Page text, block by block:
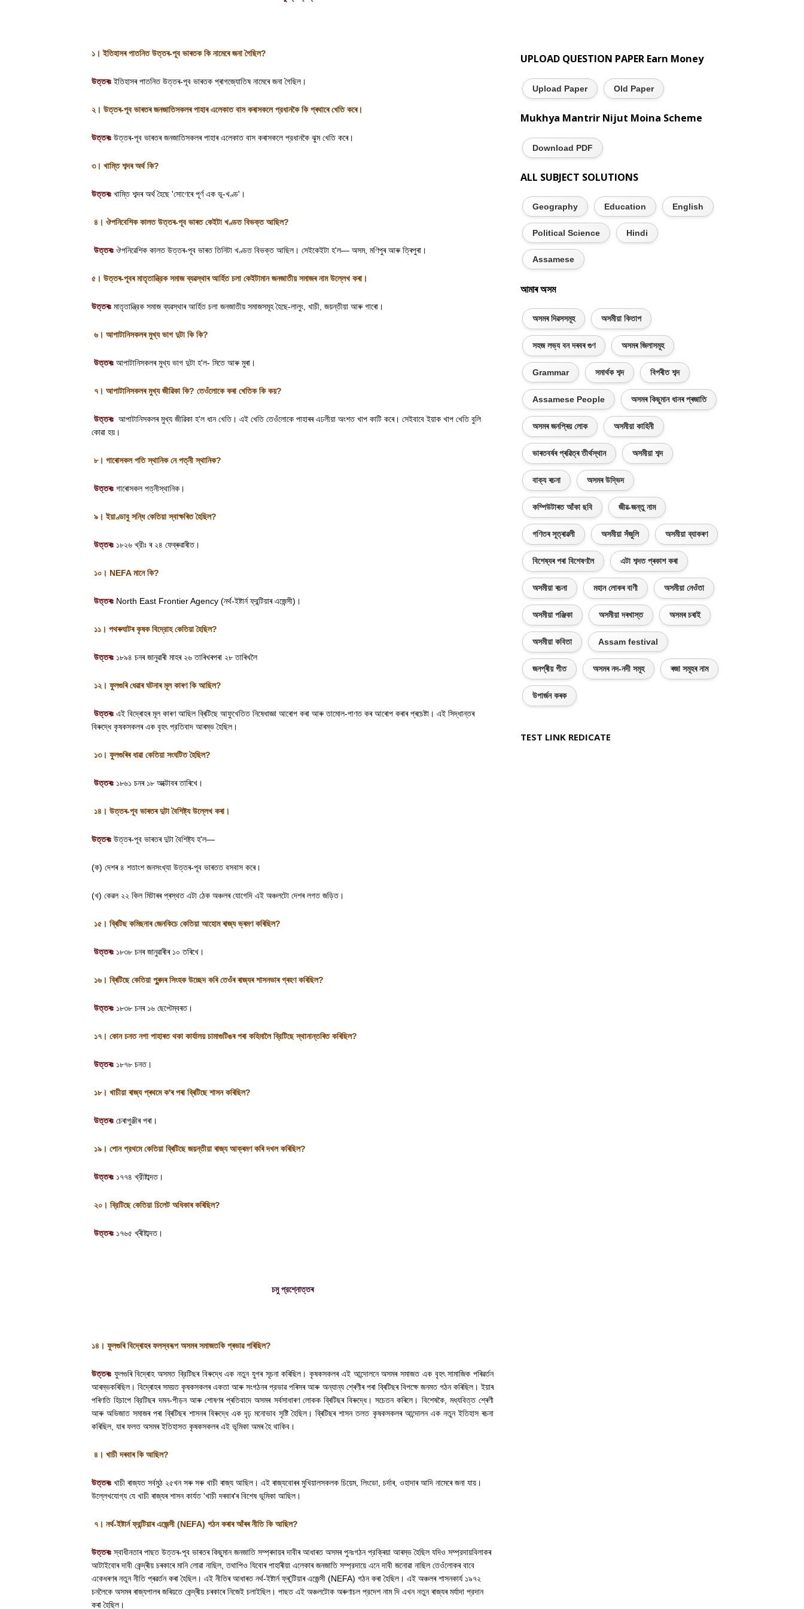
১। ইতিহাসৰ পাতনিত উত্তৰ-পূব ভাৰতক কি নামেৰে জনা গৈছিল?
উত্তৰঃ ইতিহাসৰ পাতনিত উত্তৰ-পূব ভাৰতক প্ৰাগজ্যোতিষ নামেৰে জনা গৈছিল ।
২। উত্তৰ-পূব ভাৰতৰ জনজাতিসকলৰ পাহাৰ এলেকাত বাস কৰাসকলে প্রধানকৈ কি প্ৰথাৰে খেতি কৰে।
উত্তৰঃ উত্তৰ-পূব ভাৰতৰ জনজাতিসকলৰ পাহাৰ এলেকাত বাস কৰাসকলে প্রধানকৈ ঝুম খেতি কৰে।
৩। খাম্তি শব্দৰ অৰ্থ কি?
উত্তৰঃ খাম্তি শব্দৰ অৰ্থ হৈছে 'সোণেৰে পূৰ্ণ এক ভূ-খণ্ড' ।
৪। ঔপনিবেশিক কালত উত্তৰ-পূব ভাৰত কেইটা খণ্ডত বিভক্ত আছিল?
উত্তৰঃ ঔপনিৱেশিক কালত উত্তৰ-পূব ভাৰত তিনিটা খণ্ডত বিভক্ত আছিল। সেইকেইটা হ'ল— অসম, মণিপুৰ আৰু ত্ৰিপুৰা ।
৫। উত্তৰ-পূবৰ মাতৃতান্ত্রিক সমাজ ব্যৱস্থাৰ আৰ্হিত চলা কেইটামান জনজাতীয় সমাজৰ নাম উল্লেখ কৰা।
উত্তৰঃ মাতৃতান্ত্রিক সমাজ ব্যৱস্থাৰ আৰ্হিত চলা জনজাতীয় সমাজসমূহ হৈছে-লালুং খাচী জয়ন্তীয়া আৰু গাৰো ।
৬। আপাটানিসকলৰ মুখ্য ভাগ দুটা কি কি?
উত্তৰঃ আপাটানিসকলৰ মুখ্য ভাগ দুটা হ'ল- মিতে আৰু মুৰা ।
৭। আপাটানিসকলৰ মুখ্য জীৱিকা কি? তেওঁলোকে কৰা খেতিক কি কয়?
উত্তৰঃ আপাটানিসকলৰ মুখ্য জীৱিকা হ'ল ধান খেতি। এই খেতি তেওঁলোকে পাহাৰৰ এঢলীয়া অংশত খাপ কাটি কৰে। সেইবাবে ইয়াক খাপ খেতি বুলি
কোৱা হয় ।
৮। গাৰোসকল পতি স্থানিক নে পত্নী স্থানিক?
উত্তৰঃ গাৰোসকল পত্নীস্থানিক ।
৯। ইয়াণ্ডাবু সন্ধি কেতিয়া স্বাক্ষৰিত হৈছিল?
উত্তৰঃ ১৮২৬ খ্রীঃ ৰ ২৪ ফেব্ৰুৱাৰীত।
১০। NEFAমানে কি?
উত্তৰঃ North East Frontier Agency (নর্থ-ইষ্টার্ন ফ্রন্টিয়াৰ এজেন্সী) ।
১১। পথৰুঘাটৰ কৃষক বিদ্রোহ কেতিয়া হৈছিল?
উত্তৰঃ ১৮৯৪ চনৰ জানুৱাৰী মাহৰ ২৬ তাৰিখৰপৰা ২৮ তাৰিখলৈ
১২। ফুলগুৰি ধেৱাৰ ঘটনাৰ মূল কাৰণ কি আছিল?
উত্তৰঃ এই বিদ্ৰোহৰ মূল কাৰণ আছিল ব্ৰিটিছে আফুখেতিত নিষেধাজ্ঞা আৰোপ কৰা আৰু তামোল-পাণত কৰ আৰোপ কৰাৰ প্ৰচেষ্টা। এই সিদ্ধান্তৰ
বিৰুদ্ধে কৃষকসকলৰ এক বৃহৎ প্রতিবাদ আৰম্ভ হৈছিল ।
১৩। ফুলগুৰিৰ ধাৱা কেতিয়া সংঘটিত হৈছিল?
উত্তৰঃ ১৮৬১ চনৰ ১৮ অক্টোবৰ তাৰিখে ।
১৪। উত্তৰ-পূব ভাৰতৰ দুটা বৈশিষ্ট্য উল্লেখ কৰা।
উত্তৰঃ উত্তৰ-পূব ভাৰতৰ দুটা বৈশিষ্ট্য হ'ল—
(ক) দেশৰ ৪ শতাংশ জনসংখ্যা উত্তৰ-পূব ভাৰতত বসবাস কৰে।
(খ) কেৱল ২২ কিল মিটাৰৰ প্ৰস্থত এটা ঠেক অঞ্চলৰ যোগেদি এই অঞ্চলটো দেশৰ লগত জড়িত।
১৫। ব্ৰিটিছ কমিছনাৰ জেনকিচে কেতিয়া আহোম ৰাজ্য ভ্ৰমণ কৰিছিল?
উত্তৰঃ ১৮৩৮ চনৰ জানুৱাৰীৰ ১০ তৰিখে ।
১৬। ব্ৰিটিছে কেতিয়া পুৰন্দৰ সিংহক উচ্ছেদ কৰি তেওঁৰ ৰাজ্যৰ শাসনভাৰ গ্ৰহণ কৰিছিল?
উত্তৰঃ ১৮৩৮ চনৰ ১৬ ছেপ্টেম্বৰত।
১৭। কোন চনত নগা পাহাৰত থকা কাৰ্যালয় চামাগুটিঙৰ পৰা কহিমালৈ ব্রিটিছে স্থানান্তৰিত কৰিছিল?
উত্তৰঃ ১৮৭৮ চনত।
১৮। খাচীয়া ৰাজ্য প্ৰথমে ক'ৰ পৰা ব্ৰিটিছে শাসন কৰিছিল?
উত্তৰঃ চেৰাপুঞ্জীৰ পৰা ।
১৯। পোন প্রথমে কেতিয়া ব্ৰিটিছে জয়ন্তীয়া ৰাজ্য আক্ৰমণ কৰি দখল কৰিছিল?
উত্তৰঃ ১৭৭৪ খ্রীষ্টাব্দত।
২০। ব্রিটিছে কেতিয়া চিলেট অধিকাৰ কৰিছিল?
উত্তৰঃ ১৭৬৫ খ্ৰীষ্টাব্দত।
চমু প্রশ্নোত্তৰ
১৪। ফুলগুৰি বিদ্ৰোহৰ ফলস্বৰূপ অসমৰ সমাজতকি প্ৰভাৱ পৰিছিল?
উত্তৰঃ ফুলগুৰি বিদ্ৰোহ অসমত ব্রিটিছৰ বিৰুদ্ধে এক নতুন যুগৰ সূচনা কৰিছিল। কৃষকসকলৰ এই আন্দোলনে অসমৰ সমাজত এক বৃহৎ সামাজিক পৰিৱৰ্তন
আৰম্ভকৰিছিল। বিদ্ৰোহৰ সময়ত কৃষকসকলৰ একতা আৰু সংগঠনৰ প্রভাৱ পৰিসৰ আৰু অন্যান্য শ্ৰেণীৰ পৰা ব্ৰিটিছৰ বিপক্ষে জনমত গঠন কৰিছিল। ইয়াৰ
পৰিণতি হিচাপে ব্রিটিছৰ দমন-পীড়ন আৰু শোষণৰ প্ৰতিবাদে অসমৰ সৰ্বসাধাৰণ লোকক ব্ৰিটিছৰ বিৰুদ্ধে। সচেতন কৰিলে। বিশেষকৈ, মধ্যবিত্ত শ্ৰেণী
আৰু অভিজাত সমাজৰ পৰা ব্ৰিটিছৰ শাসনৰ বিৰুদ্ধে এক দৃঢ় মনোভাব সৃষ্টি হৈছিল। ব্ৰিটিছৰ শাসন তলত কৃষকসকলৰ আন্দোলন এক নতুন ইতিহাস ৰচনা
কৰিছিল যাৰ ফলত অসমৰ ইতিহাসত কৃষকসকলৰ এই ভূমিকা অমৰ হৈ থাকিব ।
৪। খাচী দৰবাৰ কি আছিল?
উত্তৰঃ খাচী ৰাজ্যত সৰ্বমুঠ ২৫খন সৰু সৰু খাচী ৰাজ্য আছিল। এই ৰাজ্যবোৰৰ মুখিয়ালসকলক চিয়েম, লিংডো চৰ্দাৰ, ওহাদাৰ আদি নামেৰে জনা যায়।
উল্লেখযোগ্য যে খাচী ৰাজ্যৰ শাসন কার্যত'খাচী দৰবাৰ'ৰ বিশেষ ভূমিকা আছিল ।
৭। নর্থ-ইষ্টার্ন ফ্রন্টিয়াৰ এজেন্সী (NEFA) গঠন কৰাৰ আঁৰৰ নীতি কি আছিল?
উত্তৰঃ স্বাধীনতাৰ পাছত উত্তৰ-পূব ভাৰতৰ কিছুমান জনজাতি সম্প্ৰদায়ৰ দাবীৰ আধাৰত অসমৰ পুনঃগঠন প্রক্ৰিয়া আৰম্ভ হৈছিল যদিও সম্প্রদায়বিলাকৰ
আটাইবোৰ দাবী কেন্দ্ৰীয় চৰকাৰে মানি লোৱা নাছিল ,তথাপিও যিবোৰ পাহাৰীয়া এলেকাৰ জনজাতি সম্প্রদায়ে এনে দাবী জনোৱা নাছিল তেওঁলোকৰ বাবে
একেধৰণৰ নতুন নীতি প্ৰৱৰ্তন কৰা হৈছিল। এই নীতিৰ আধাৰত নর্থ-ইষ্টার্ন ফ্ৰ'ন্টিয়াৰ এজেন্সী (NEFA) গঠন কৰা হৈছিল। এই অঞ্চলৰ শাসনকার্য ১৯৭২
চনলৈকে অসমৰ ৰাজ্যপালৰ জৰিয়তে কেন্দ্ৰীয় চৰকাৰে নিজেই চলাইছিল। পাছত এই অঞ্চলটোক অৰুণাচল প্রদেশ নাম দি এখন নতুন ৰাজ্যৰ মৰ্যাদা প্রদান
কৰা হৈছিল ।
UPLOAD QUESTION PAPER Earn Money
Upload Paper Old Paper
Mukhya Mantrir Nijut Moina Scheme
Download PDF
ALL SUBJECT SOLUTIONS
Geography Education English
Political Science Hindi
Assamese
আমাৰ অসম
অসমৰ দিৱসসমূহ অসমীয়া কিতাপ
সহজ লভ্য বন দৰবৰ গুণ অসমৰ জিলাসমূহ
Grammar সমাৰ্থক শব্দ বিপৰীত শব্দ
Assamese People অসমৰ কিছুমান ধানৰ প্ৰজাতি
অসমৰ জনপ্ৰিয় লোক অসমীয়া কাহিনী
ভাৰতবৰ্ষৰ প্ৰৱিত্ৰ তীৰ্থস্থান অসমীয়া শব্দ
বাক্য ৰচনা অসমৰ উদ্ভিদ
কম্পিউটাৰত আঁকা ছবি জীৱ-জন্তু নাম
গণিতৰ সূত্ৰাৱলী অসমীয়া সঁজুলি অসমীয়া ব্যাকৰণ
বিশেষ্যৰ পৰা বিশেষণলৈ এটা শব্দত প্ৰকাশ কৰা
অসমীয়া ৰচনা মহান লোকৰ বাণী অসমীয়া নেওঁতা
অসমীয়া পঞ্জিকা অসমীয়া দৰখাস্ত অসমৰ চৰাই
অসমীয়া কবিতা Assam festival
জনপ্ৰীয় গীত অসমৰ নদ-নদী সমূহ ৰজা সমূহৰ নাম
উপাৰ্জন কৰক
TEST LINK REDICATE